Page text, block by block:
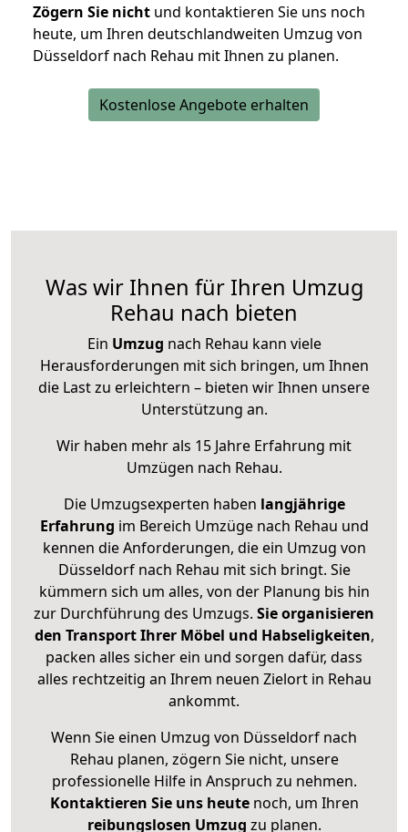
Zögern Sie nicht und kontaktieren Sie uns noch
heute, um Ihren deutschlandweiten Umzug von
Düsseldorf nach Rehau mit Ihnen zu planen.
Kostenlose Angebote erhalten
Was wir Ihnen für Ihren Umzug
Rehau nach bieten
Ein Umzug nach Rehau kann viele
Herausforderungen mit sich bringen, um Ihnen
die Last zu erleichtern – bieten wir Ihnen unsere
Unterstützung an.
Wir haben mehr als 15 Jahre Erfahrung mit
Umzügen nach Rehau.
Die Umzugsexperten haben langjährige
Erfahrung im Bereich Umzüge nach Rehau und
kennen die Anforderungen, die ein Umzug von
Düsseldorf nach Rehau mit sich bringt. Sie
kümmern sich um alles, von der Planung bis hin
zur Durchführung des Umzugs. Sie organisieren
den Transport Ihrer Möbel und Habseligkeiten,
packen alles sicher ein und sorgen dafür, dass
alles rechtzeitig an Ihrem neuen Zielort in Rehau
ankommt.
Wenn Sie einen Umzug von Düsseldorf nach
Rehau planen, zögern Sie nicht, unsere
professionelle Hilfe in Anspruch zu nehmen.
Kontaktieren Sie uns heutenoch, um Ihren
reibungslosen Umzug zu planen.